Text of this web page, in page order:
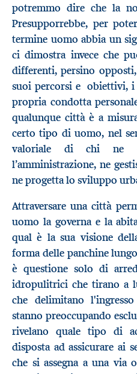
potremmo dire che la
Presupporrebbe, per
termine uomo abbia un
ci dimostra invece che
differenti, persino
suoi percorsi e obiettivi,
propria condotta
qualunque città è a
certo tipo di uomo, nel
valoriale di chi ne
l’amministrazione, ne
ne progetta lo sviluppo
Attraversare una città
uomo la governa e la
qual è la sua visione
forma delle panchine
è questione solo di
idropulitrici che tirano a
che delimitano
stanno preoccupando
rivelano quale tipo di
disposta ad assicurare ai
che si assegna a una via